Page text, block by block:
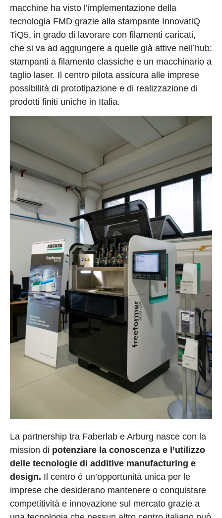
macchine ha visto l’implementazione della
tecnologia FMD grazie alla stampante InnovatiQ
TiQ5, in grado di lavorare con filamenti caricati,
che si va ad aggiungere a quelle già attive nell’hub:
stampanti a filamento classiche e un macchinario a
taglio laser. Il centro pilota assicura alle imprese
possibilità di prototipazione e di realizzazione di
prodotti finiti uniche in Italia.
La partnership tra Faberlab e Arburg nasce con la
mission di potenziare la conoscenza e l’utilizzo
delle tecnologie di additive manufacturing e
design. Il centro è un’opportunità unica per le
imprese che desiderano mantenere o conquistare
competitività e innovazione sul mercato grazie a